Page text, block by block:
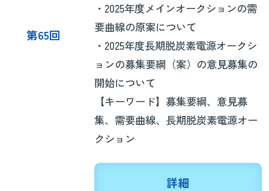
第65回
・2025年度メインオークションの需
要曲線の原案について
・2025年度長期脱炭素電源オークシ
ョンの募集要綱（案）の意見募集の
開始について
【キーワード】募集要綱、意見募
集、需要曲線、長期脱炭素電源オー
クション
詳細